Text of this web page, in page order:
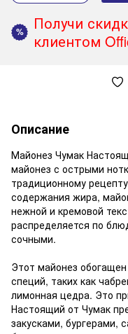
%
Получи
клиентом
Описание
Майонез Чумак
майонез с острыми
традиционному
содержания жира,
нежной и кремовой
распределяется по
сочными.
Этот майонез
специй, таких как
лимонная цедра. Это
Настоящий от Чумак
закусками, бургерами,